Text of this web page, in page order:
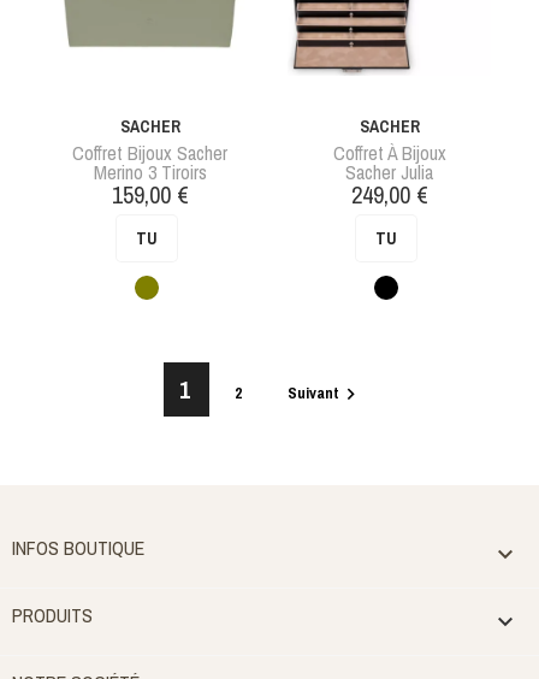
SACHER
Coffret Bijoux Sacher
Merino 3 Tiroirs
Prix
159,00 €
TU
Vert
SACHER
Coffret À Bijoux
Sacher Julia
Prix
249,00 €
TU
Noir
1 2 Suivant 
INFOS BOUTIQUE 
PRODUITS 